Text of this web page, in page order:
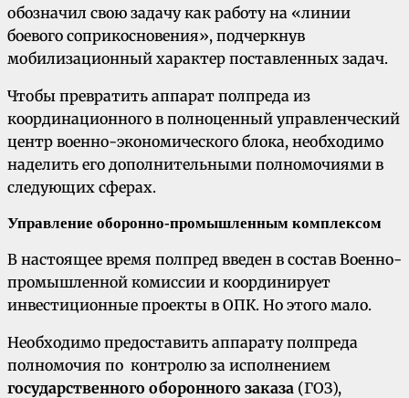
обозначил свою задачу как работу на «линии
боевого соприкосновения», подчеркнув
мобилизационный характер поставленных задач.
Чтобы превратить аппарат полпреда из
координационного в полноценный управленческий
центр военно-экономического блока, необходимо
наделить его дополнительными полномочиями в
следующих сферах.
Управление оборонно-промышленным комплексом
В настоящее время полпред введен в состав Военно-
промышленной комиссии и координирует
инвестиционные проекты в ОПК. Но этого мало.
Необходимо предоставить аппарату полпреда
полномочия по контролю за исполнением
государственного оборонного заказа (ГОЗ),